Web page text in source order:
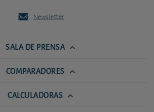
Newsletter
SALA DE PRENSA
COMPARADORES
CALCULADORAS